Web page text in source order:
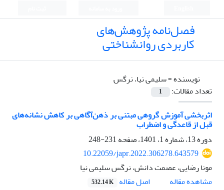
فصل‌نامه پژوهش‌های
کاربردی روانشناختی
نویسنده =سلیمی نیا، نرگس
تعداد مقالات:
1
اثربخشی آموزش گروهی مبتنی بر ذهن‌آگاهی بر کاهش نشانه‌های
قبل از قاعدگی و اضطراب
دوره 13، شماره 1، 1401، صفحه
231-248
10.22059/japr.2022.306278.643579
مونا رضایی، عصمت دانش، نرگس سلیمی نیا
مشاهده مقاله
اصل مقاله 532.14 K